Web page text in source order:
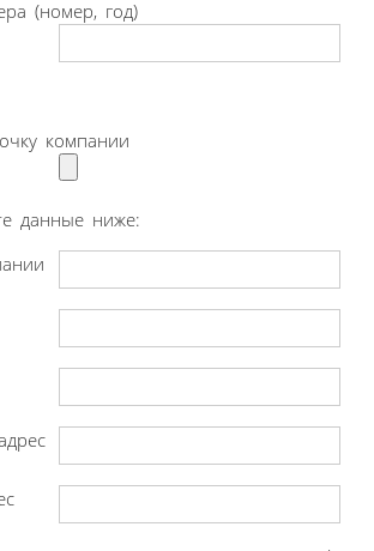
(номер, год)
компании
данные ниже: